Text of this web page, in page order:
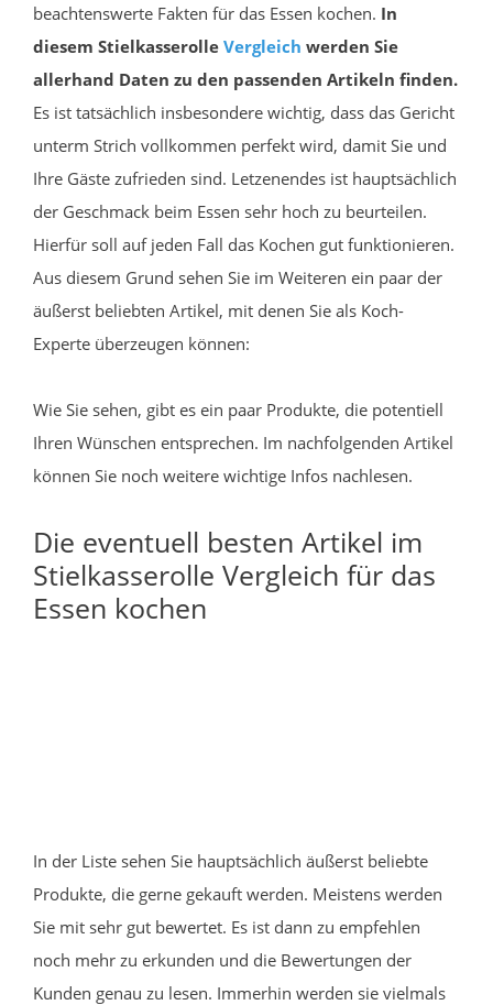
beachtenswerte Fakten für das Essen kochen. In
diesem Stielkasserolle Vergleich werden Sie
allerhand Daten zu den passenden Artikeln finden.
Es ist tatsächlich insbesondere wichtig, dass das Gericht
unterm Strich vollkommen perfekt wird, damit Sie und
Ihre Gäste zufrieden sind. Letzenendes ist hauptsächlich
der Geschmack beim Essen sehr hoch zu beurteilen.
Hierfür soll auf jeden Fall das Kochen gut funktionieren.
Aus diesem Grund sehen Sie im Weiteren ein paar der
äußerst beliebten Artikel, mit denen Sie als Koch-
Experte überzeugen können:
Wie Sie sehen, gibt es ein paar Produkte, die potentiell
Ihren Wünschen entsprechen. Im nachfolgenden Artikel
können Sie noch weitere wichtige Infos nachlesen.
Die eventuell besten Artikel im
Stielkasserolle Vergleich für das
Essen kochen
In der Liste sehen Sie hauptsächlich äußerst beliebte
Produkte, die gerne gekauft werden. Meistens werden
Sie mit sehr gut bewertet. Es ist dann zu empfehlen
noch mehr zu erkunden und die Bewertungen der
Kunden genau zu lesen. Immerhin werden sie vielmals